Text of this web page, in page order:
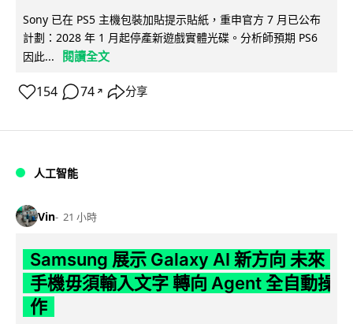
Sony 已在 PS5 主機包裝加貼提示貼紙，重申官方 7 月已公布
計劃：2028 年 1 月起停產新遊戲實體光碟。分析師預期 PS6
因此...
閱讀全文
154 74 ↗ 分享
人工智能
Vin 21 小時
Samsung 展示 Galaxy AI 新方向 未來
手機毋須輸入文字 轉向 Agent 全自動操
作